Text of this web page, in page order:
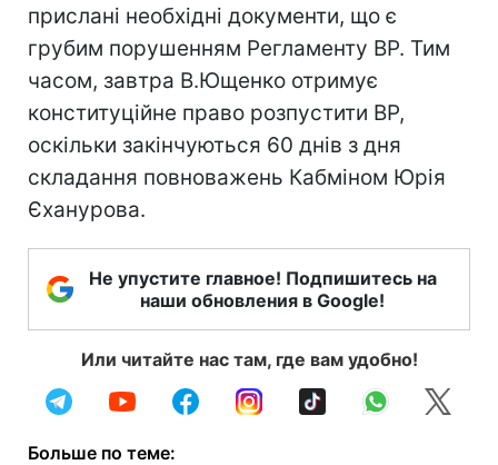
прислані необхідні документи, що є
грубим порушенням Регламенту ВР. Тим
часом, завтра В.Ющенко отримує
конституційне право розпустити ВР,
оскільки закінчуються 60 днів з дня
складання повноважень Кабміном Юрія
Єханурова.
Не упустите главное! Подпишитесь на
наши обновления в Google!
Или читайте нас там, где вам удобно!
Больше по теме: